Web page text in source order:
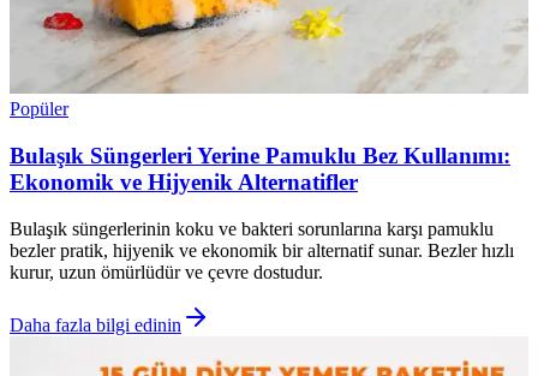
Popüler
Bulaşık Süngerleri Yerine Pamuklu Bez Kullanımı:
Ekonomik ve Hijyenik Alternatifler
Bulaşık süngerlerinin koku ve bakteri sorunlarına karşı pamuklu
bezler pratik, hijyenik ve ekonomik bir alternatif sunar. Bezler hızlı
kurur, uzun ömürlüdür ve çevre dostudur.
Daha fazla bilgi edinin